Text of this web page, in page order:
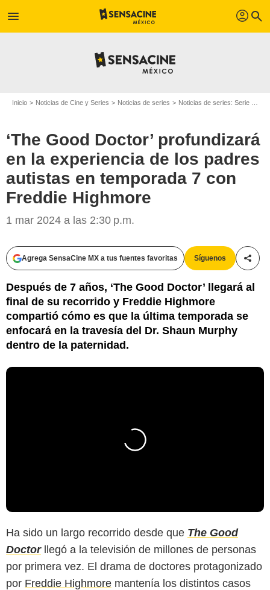
menu profil search
Inicio Noticias de Cine y Series Noticias de series Noticias de series: Serie de televisión
‘The Good Doctor’ profundizará
en la experiencia de los padres
autistas en temporada 7 con
Freddie Highmore
1 mar 2024 a las 2:30 p.m.
Agrega SensaCine MX a tus fuentes favoritas Síguenos
Después de 7 años, ‘The Good Doctor’ llegará al
final de su recorrido y Freddie Highmore
compartió cómo es que la última temporada se
enfocará en la travesía del Dr. Shaun Murphy
dentro de la paternidad.
Ha sido un largo recorrido desde que The Good
Doctor llegó a la televisión de millones de personas
por primera vez. El drama de doctores protagonizado
por Freddie Highmore mantenía los distintos casos